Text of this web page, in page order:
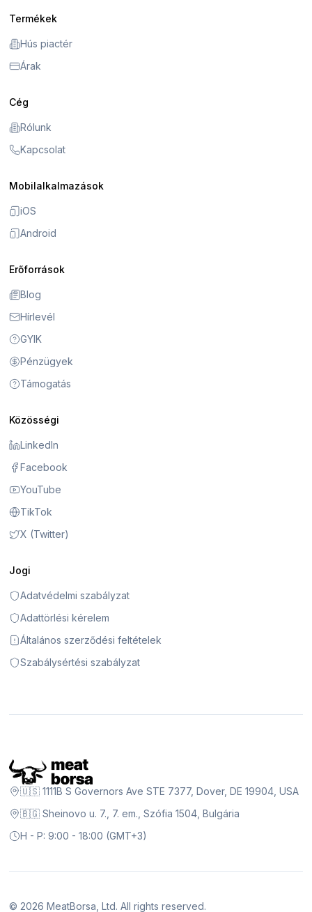
Termékek
Hús piactér
Árak
Cég
Rólunk
Kapcsolat
Mobilalkalmazások
iOS
Android
Erőforrások
Blog
Hírlevél
GYIK
Pénzügyek
Támogatás
Közösségi
LinkedIn
Facebook
YouTube
TikTok
X (Twitter)
Jogi
Adatvédelmi szabályzat
Adattörlési kérelem
Általános szerződési feltételek
Szabálysértési szabályzat
🇺🇸 1111B S Governors Ave STE 7377, Dover, DE 19904, USA
🇧🇬 Sheinovo u. 7., 7. em., Szófia 1504, Bulgária
H - P: 9:00 - 18:00 (GMT+3)
© 2026 MeatBorsa, Ltd. All rights reserved.